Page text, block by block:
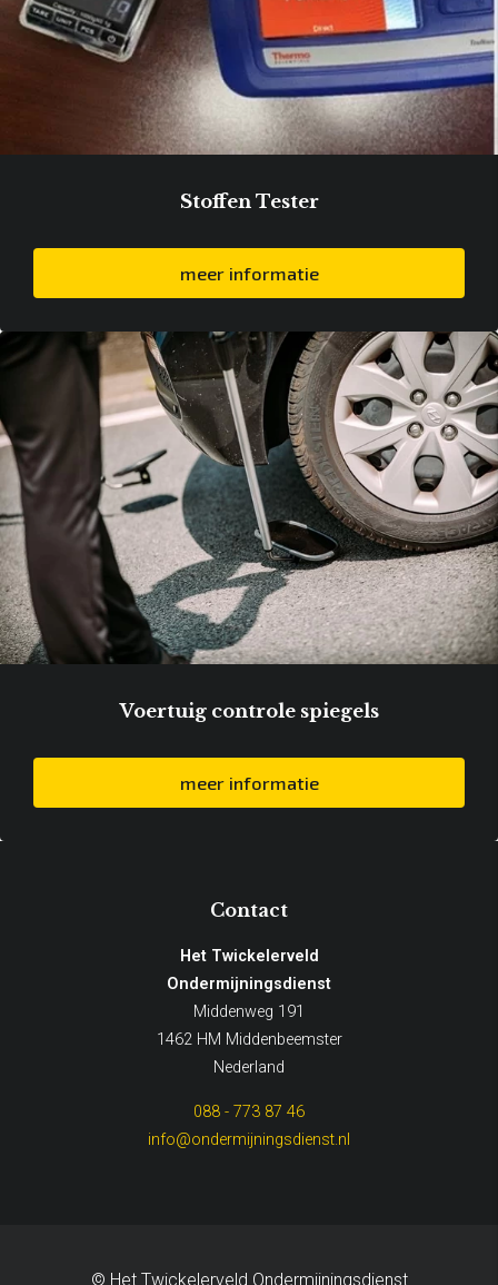
Stoffen Tester
meer informatie
Voertuig controle spiegels
meer informatie
Contact
Het Twickelerveld
Ondermijningsdienst
Middenweg 191
1462 HM Middenbeemster
Nederland
088 - 773 87 46
info@ondermijningsdienst.nl
© Het Twickelerveld Ondermijningsdienst